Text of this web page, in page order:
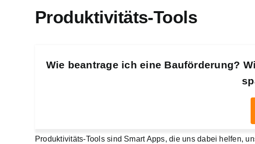
Produktivitäts-Tools
Wie beantrage ich eine Bauförderung?
Produktivitäts-Tools sind Smart Apps, die uns dabei helfen,